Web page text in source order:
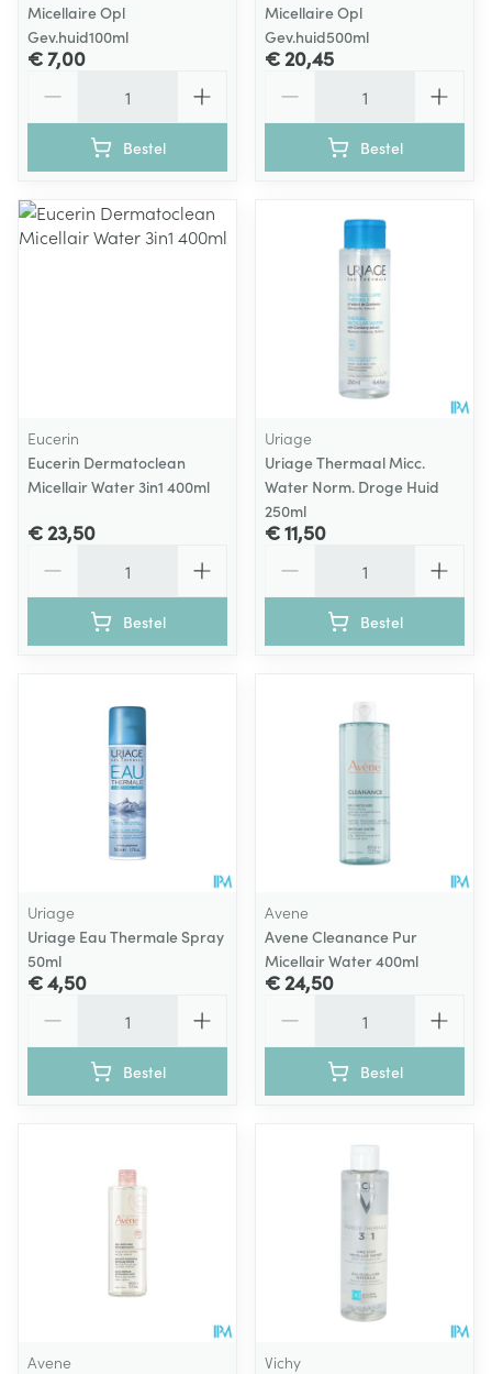
Micellaire Opl
Gev.huid100ml
€ 7,00
Bestel
Micellaire Opl
Gev.huid500ml
€ 20,45
Bestel
Eucerin
Eucerin Dermatoclean
Micellair Water 3in1 400ml
€ 23,50
Bestel
Uriage
Uriage Thermaal Micc.
Water Norm. Droge Huid
250ml
€ 11,50
Bestel
Uriage
Uriage Eau Thermale Spray
50ml
€ 4,50
Bestel
Avene
Avene Cleanance Pur
Micellair Water 400ml
€ 24,50
Bestel
Avene
Vichy